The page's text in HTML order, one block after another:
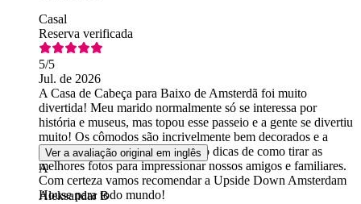
Casal
Reserva verificada
5/5
Jul. de 2026
A Casa de Cabeça para Baixo de Amsterdã foi muito
divertida! Meu marido normalmente só se interessa por
história e museus, mas topou esse passeio e a gente se divertiu
muito! Os cômodos são incrivelmente bem decorados e a
equipe foi super prestativa, dando dicas de como tirar as
melhores fotos para impressionar nossos amigos e familiares.
Com certeza vamos recomendar a Upside Down Amsterdam
House para todo mundo!
Ver a avaliação original em inglês
A
Aleksandar B